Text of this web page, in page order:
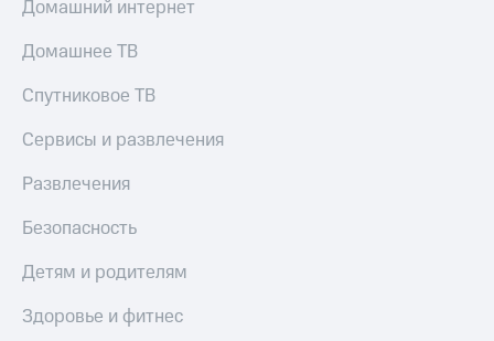
Домашний интернет
Домашнее ТВ
Спутниковое ТВ
Сервисы и развлечения
Развлечения
Безопасность
Детям и родителям
Здоровье и фитнес